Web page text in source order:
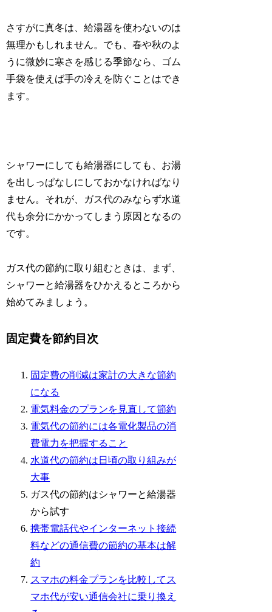
さすがに真冬は、給湯器を使わないのは
無理かもしれません。でも、春や秋のよ
うに微妙に寒さを感じる季節なら、ゴム
手袋を使えば手の冷えを防ぐことはでき
ます。
シャワーにしても給湯器にしても、お湯
を出しっぱなしにしておかなければなり
ません。それが、ガス代のみならず水道
代も余分にかかってしまう原因となるの
です。
ガス代の節約に取り組むときは、まず、
シャワーと給湯器をひかえるところから
始めてみましょう。
固定費を節約目次
固定費の削減は家計の大きな節約
になる
電気料金のプランを見直して節約
電気代の節約には各電化製品の消
費電力を把握すること
水道代の節約は日頃の取り組みが
大事
ガス代の節約はシャワーと給湯器
から試す
携帯電話代やインターネット接続
料などの通信費の節約の基本は解
約
スマホの料金プランを比較してス
マホ代が安い通信会社に乗り換え